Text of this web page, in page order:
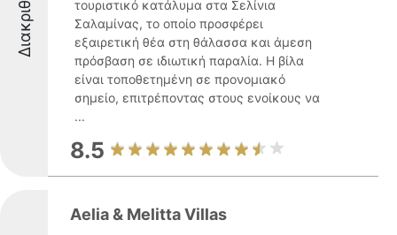
τουριστικό κατάλυμα στα Σελίνια
Σαλαμίνας, το οποίο προσφέρει
εξαιρετική θέα στη θάλασσα και άμεση
πρόσβαση σε ιδιωτική παραλία. Η βίλα
είναι τοποθετημένη σε προνομιακό
σημείο, επιτρέποντας στους ενοίκους να
...
8.5
Aelia & Melitta Villas